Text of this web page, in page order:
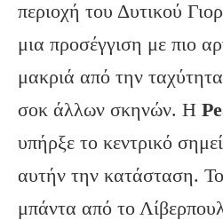
περιοχή του Δυτικού
μια προσέγγιση με πιο
μακριά από την ταχύτητα
σοκ άλλων σκηνών. Η
υπήρξε το κεντρικό
αυτήν την κατάσταση.
μπάντα από το